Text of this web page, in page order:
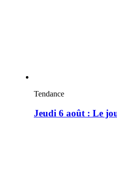
Tendance
Jeudi 6 août : Le